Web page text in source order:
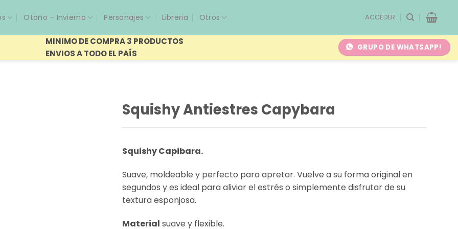
Otoño – Invierno Personajes Libreria Otros ACCEDER
MINIMO DE COMPRA 3 PRODUCTOS
ENVIOS A TODO EL PAÍS
GRUPO DE WHATSAPP!
Squishy Antiestres Capybara
Squishy Capibara.
Suave, moldeable y perfecto para apretar. Vuelve a su forma original en
segundos y es ideal para aliviar el estrés o simplemente disfrutar de su
textura esponjosa.
Material suave y flexible.